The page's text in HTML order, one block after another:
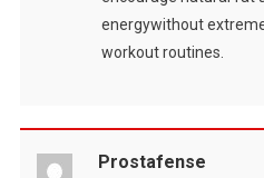
energywithout
workout routines.
Prostafense